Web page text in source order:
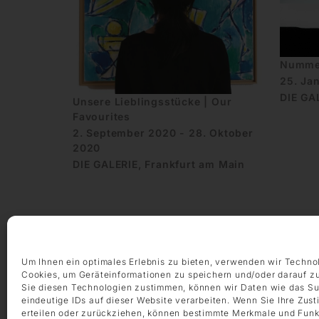
Um Ihnen ein optimales Erlebnis zu bieten, verwenden wir
Cookies, um Geräteinformationen zu speichern und/oder darauf
Sie diesen Technologien zustimmen, können wir Daten wie das
eindeutige IDs auf dieser Website verarbeiten. Wenn Sie Ihre
erteilen oder zurückziehen, können bestimmte Merkmale und
Unsere Lieblingsstücke | Our
Favourites
2. September 2020 - 28. Oktober
2020
DIE GALERIE, Frankfurt am Main
25.
DIE
ÖFFNUNGSZEITEN
Montag – Freitag 9:00 – 18:00 Uhr
Samstag 10:00 – 14:00 Uhr